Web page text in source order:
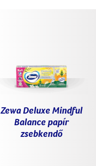
Zewa Deluxe Mindful
Balance papír
zsebkendő